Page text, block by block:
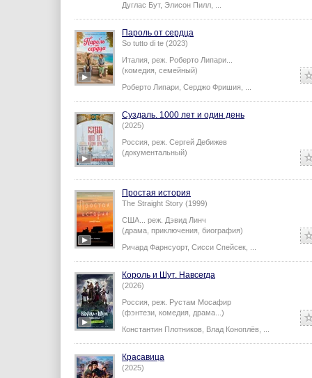
Дуглас Бут, Элисон Пилл
Пароль от сердца
So tutto di te (2023)
Италия, реж. Роберто Липари
(комедия, семейный)
Роберто Липари Серджо Фришия
Суздаль. 1000 лет и один день
(2025)
Россия, реж. Сергей Дебижев
(документальный)
Простая история
The Straight Story (1999)
США... реж. Дэвид Линч
(драма, приключения, биография)
Ричард Фарнсуорт, Сисси Спейсек
Король и Шут. Навсегда
(2026)
Россия, реж. Рустам Мосафир
(фэнтези, комедия, драма...)
Константин Плотников Влад Коноплёв
Красавица
(2025)